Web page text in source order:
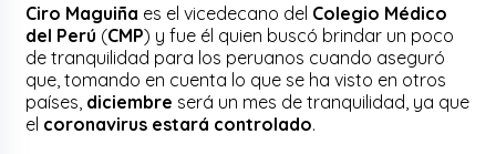
Ciro Maguiña es el vicedecano del Colegio Médico
del Perú (CMP) y fue él quien buscó brindar un poco
de tranquilidad para los peruanos cuando aseguró
que, tomando en cuenta lo que se ha visto en otros
países, diciembre será un mes de tranquilidad, ya que
el coronavirus estará controlado.